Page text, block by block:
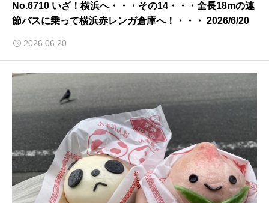
No.6710 いざ！横浜へ・・・その14・・・全長18mの連
節バスに乗って横浜赤レンガ倉庫へ！・・・ 2026/6/20
2026.06.20